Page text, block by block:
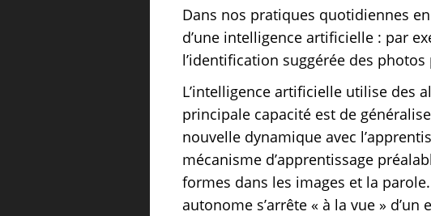
Dans nos pratiques quotidiennes
d’une intelligence artificielle : par
l’identification suggérée des photos
L’intelligence artificielle utilise des
principale capacité est de
nouvelle dynamique avec
mécanisme d’apprentissage
formes dans les images et la
autonome s’arrête « à la vue »